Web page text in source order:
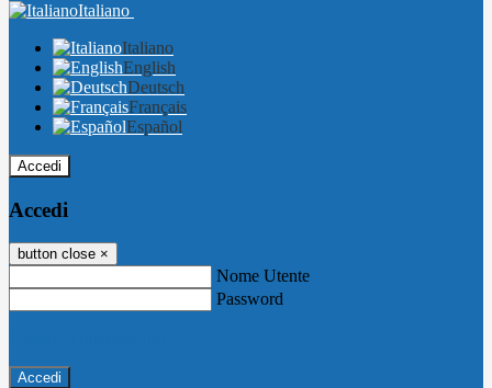
Italiano
Italiano
English
Deutsch
Français
Español
Accedi
Accedi
button close ×
Nome Utente
Password